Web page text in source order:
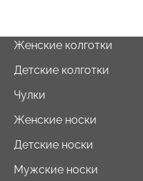
Женские колготки
Детские колготки
Чулки
Женские носки
Детские носки
Мужские носки